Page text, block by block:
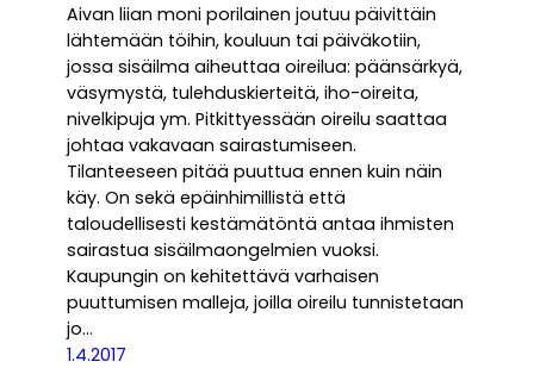
Aivan liian moni porilainen joutuu päivittäin
lähtemään töihin, kouluun tai päiväkotiin,
jossa sisäilma aiheuttaa oireilua: päänsärkyä,
väsymystä, tulehduskierteitä, iho-oireita,
nivelkipuja ym. Pitkittyessään oireilu saattaa
johtaa vakavaan sairastumiseen.
Tilanteeseen pitää puuttua ennen kuin näin
käy. On sekä epäinhimillistä että
taloudellisesti kestämätöntä antaa ihmisten
sairastua sisäilmaongelmien vuoksi.
Kaupungin on kehitettävä varhaisen
puuttumisen malleja, joilla oireilu tunnistetaan
jo…
1.4.2017